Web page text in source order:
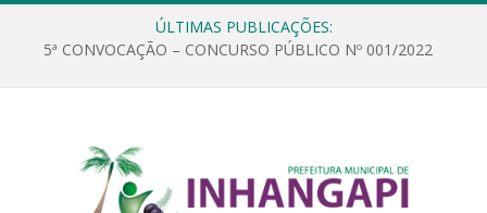
ÚLTIMAS PUBLICAÇÕES:
5ª CONVOCAÇÃO – CONCURSO PÚBLICO Nº 001/2022